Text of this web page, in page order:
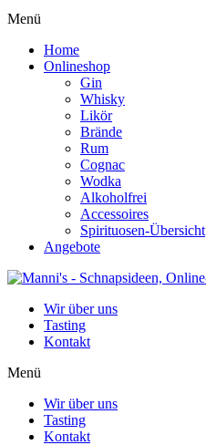
Menü
Home
Onlineshop
Gin
Whisky
Likör
Brände
Rum
Cognac
Wodka
Alkoholfrei
Accessoires
Spirituosen-Übersicht
Angebote
Wir über uns
Tasting
Kontakt
Menü
Wir über uns
Tasting
Kontakt